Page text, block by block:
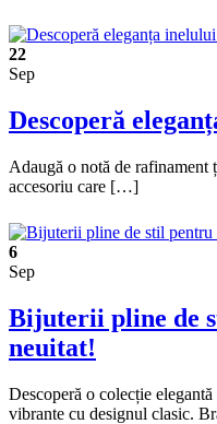
22
Sep
Descoperă
Adaugă o notă de rafinament
accesoriu care […]
6
Sep
Bijuterii pline de
neuitat!
Descoperă o colecție
vibrante cu designul clasic.